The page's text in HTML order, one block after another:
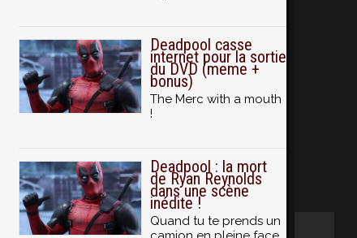
Deadpool casse
internet pour la sortie
du DVD (meme +
bonus)
The Merc with a mouth
!
Deadpool : la mort
de Ryan Reynolds
dans une scène
inédite !
Quand tu te prends un